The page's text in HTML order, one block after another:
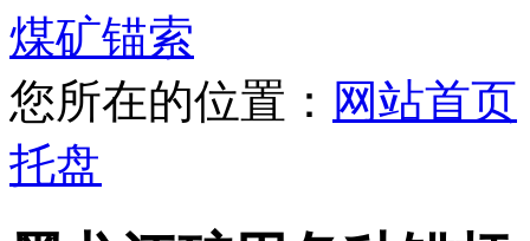
煤矿锚索
您所在的位置： 网站首页
托盘